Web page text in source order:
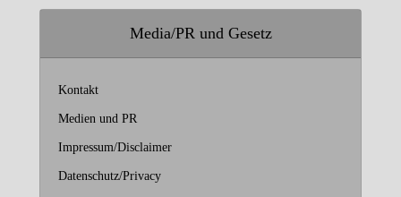
Media/PR und Gesetz
Kontakt
Medien und PR
Impressum/Disclaimer
Datenschutz/Privacy